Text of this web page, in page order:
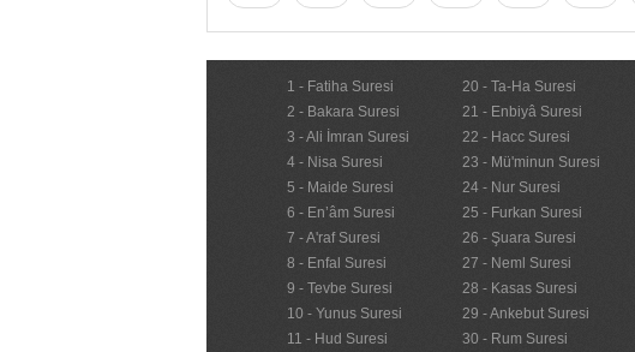
1 - Fatiha Suresi
2 - Bakara Suresi
3 - Ali İmran Suresi
4 - Nisa Suresi
5 - Maide Suresi
6 - En’âm Suresi
7 - A'raf Suresi
8 - Enfal Suresi
9 - Tevbe Suresi
10 - Yunus Suresi
11 - Hud Suresi
20 - Ta-Ha Suresi
21 - Enbiyâ Suresi
22 - Hacc Suresi
23 - Mü'minun Suresi
24 - Nur Suresi
25 - Furkan Suresi
26 - Şuara Suresi
27 - Neml Suresi
28 - Kasas Suresi
29 - Ankebut Suresi
30 - Rum Suresi